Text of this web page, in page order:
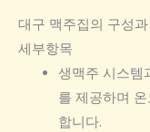
대구 맥주집의 구성
세부항목
생맥주 시스템
를 제공하며
합니다.